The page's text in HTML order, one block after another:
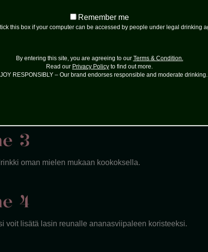
2
3
oman mielen mukaan kookoksella.
4
voit lisätä lasin reunalle ananasviipaleen koristeeksi.
Remember
me
Remember me
this box if your computer can be accessed by people under legal drinking
By entering this site, you are agreeing to our Terms & Condition.
Read our Privacy Policy to find out more.
RESPONSIBLY – Our brand endorses responsible and moderate drinking.